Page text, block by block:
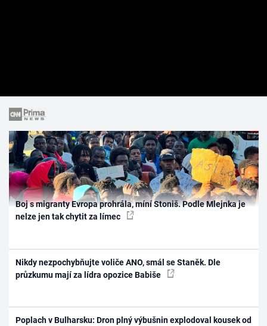
Boj s migranty Evropa prohrála, míní Stoniš. Podle Mlejnka je
nelze jen tak chytit za límec
Nikdy nezpochybňujte voliče ANO, smál se Staněk. Dle
průzkumu mají za lídra opozice Babiše
Poplach v Bulharsku: Dron plný výbušnin explodoval kousek od